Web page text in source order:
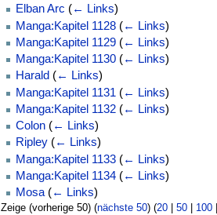
Elban Arc (← Links)
Manga:Kapitel 1128 (← Links)
Manga:Kapitel 1129 (← Links)
Manga:Kapitel 1130 (← Links)
Harald (← Links)
Manga:Kapitel 1131 (← Links)
Manga:Kapitel 1132 (← Links)
Colon (← Links)
Ripley (← Links)
Manga:Kapitel 1133 (← Links)
Manga:Kapitel 1134 (← Links)
Mosa (← Links)
Zeige (vorherige 50) (nächste 50) (20| 50| 100